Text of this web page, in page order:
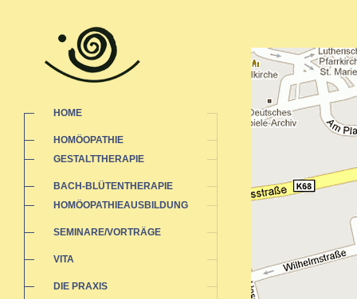
HOME
HOMÖOPATHIE
GESTALTTHERAPIE
BACH-BLÜTENTHERAPIE
HOMÖOPATHIEAUSBILDUNG
SEMINARE/VORTRÄGE
VITA
DIE PRAXIS